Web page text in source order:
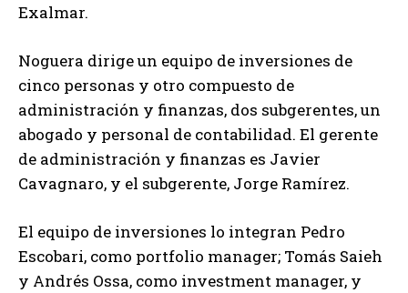
Exalmar.
Noguera dirige un equipo de inversiones de
cinco personas y otro compuesto de
administración y finanzas, dos subgerentes, un
abogado y personal de contabilidad. El gerente
de administración y finanzas es Javier
Cavagnaro, y el subgerente, Jorge Ramírez.
El equipo de inversiones lo integran Pedro
Escobari, como portfolio manager; Tomás Saieh
y Andrés Ossa, como investment manager, y